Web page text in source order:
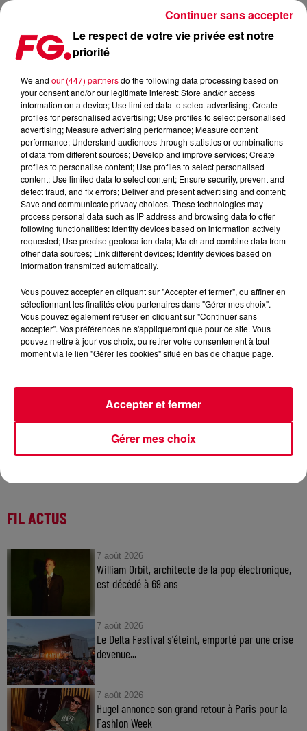
MUSIC STORY DU JOUR : BAKERMAT
Publié : 11 octobre 2022 à 11h27 par Christophe HUBERT
Bakermat
Crédit :@presskit
FIL ACTUS
7 août 2026
William Orbit, architecte de la pop électronique,
est décédé à 69 ans
7 août 2026
Le Delta Festival s'éteint, emporté par une crise
devenue...
7 août 2026
Hugel annonce son grand retour à Paris pour la
Fashion Week
Le respect de votre vie privée est notre
priorité
We and our (447) partnersdo the following data processing based on
your consent and/or our legitimate interest: Store and/or access
information on a device; Use limited data to select advertising; Create
profiles for personalised advertising; Use profiles to select personalised
advertising; Measure advertising performance; Measure content
performance; Understand audiences through statistics or combinations
of data from different sources; Develop and improve services; Create
profiles to personalise content; Use profiles to select personalised
content; Use limited data to select content; Ensure security, prevent and
detect fraud, and fix errors; Deliver and present advertising and content;
Save and communicate privacy choices. These technologies may
process personal data such as IP address and browsing data to offer
following functionalities: Identify devices based on information actively
requested; Use precise geolocation data; Match and combine data from
other data sources; Link different devices; Identify devices based on
information transmitted automatically.
Vous pouvez accepter en cliquant sur "Accepter et fermer", ou affiner en
sélectionnant les finalités et/ou partenaires dans "Gérer mes choix".
Vous pouvez également refuser en cliquant sur "Continuer sans
accepter". Vos préférences ne s'appliqueront que pour ce site. Vous
pouvez mettre à jour vos choix, ou retirer votre consentement à tout
moment via le lien "Gérer les cookies" situé en bas de chaque page.
Gérer mes choix
Accepter et fermer
Continuer sans accepter